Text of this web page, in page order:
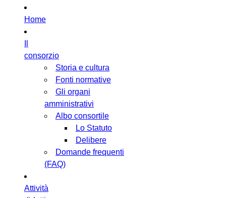
Home
consorzio
Storia e cultura
Fonti normative
Gli organi
amministrativi
Albo consortile
Lo Statuto
Delibere
Domande frequenti
(FAQ)
Attività